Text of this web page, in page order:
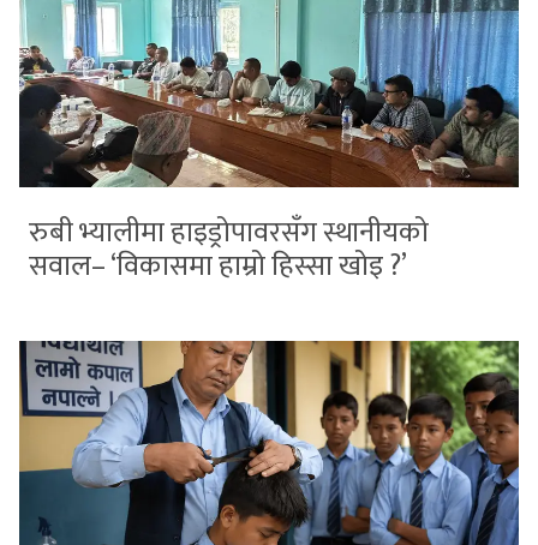
रुबी भ्यालीमा हाइड्रोपावरसँग स्थानीयको
सवाल– ‘विकासमा हाम्रो हिस्सा खोइ ?’